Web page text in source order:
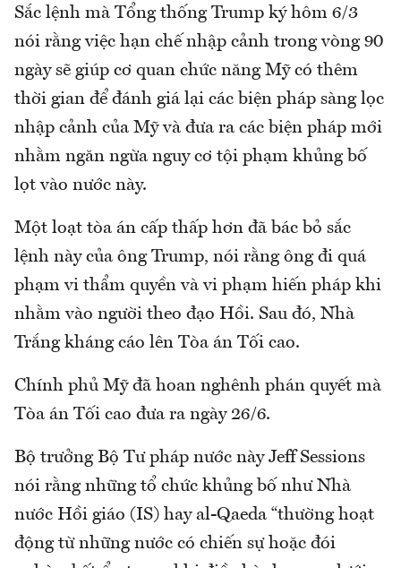
Sắc lệnh mà Tổng thống Trump ký hôm 6/3
nói rằng việc hạn chế nhập cảnh trong vòng 90
ngày sẽ giúp cơ quan chức năng Mỹ có thêm
thời gian để đánh giá lại các biện pháp sàng lọc
nhập cảnh của Mỹ và đưa ra các biện pháp mới
nhằm ngăn ngừa nguy cơ tội phạm khủng bố
lọt vào nước này.
Một loạt tòa án cấp thấp hơn đã bác bỏ sắc
lệnh này của ông Trump, nói rằng ông đi quá
phạm vi thẩm quyền và vi phạm hiến pháp khi
nhằm vào người theo đạo Hồi. Sau đó, Nhà
Trắng kháng cáo lên Tòa án Tối cao.
Chính phủ Mỹ đã hoan nghênh phán quyết mà
Tòa án Tối cao đưa ra ngày 26/6.
Bộ trưởng Bộ Tư pháp nước này Jeff Sessions
nói rằng những tổ chức khủng bố như Nhà
nước Hồi giáo (IS) hay al-Qaeda “thường hoạt
động từ những nước có chiến sự hoặc đói